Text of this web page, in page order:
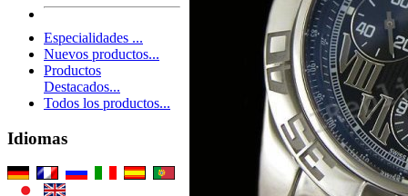
Especialidades ...
Nuevos productos...
Productos
Destacados...
Todos los productos...
Idiomas